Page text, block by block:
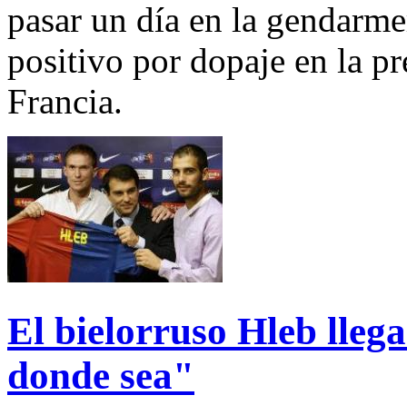
pasar un día en la
positivo por dopaje en la
Francia.
El bielorruso Hleb
donde sea"